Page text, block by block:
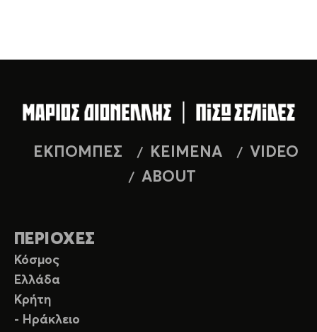
ΕΚΠΟΜΠΕΣ ΚΕΙΜΕΝΑ
VIDEO
ABOUT
ΠΕΡΙΟΧΕΣ
Κόσμος
Ελλάδα
Κρήτη
- Ηράκλειο